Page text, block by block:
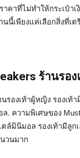
าคาที่ไม่ทำให้กระเป๋
นนี้เพียงแค่เลือกสิ่งที่
ร้านรอ
นรองเท้าผู้หญิง รองเ
. ความพิเศษของ
ล์มินิมอล รองเท้ามีลูก
วนมาก